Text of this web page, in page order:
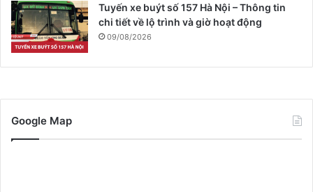
Tuyến xe buýt số 157 Hà Nội – Thông tin
chi tiết về lộ trình và giờ hoạt động
09/08/2026
Google Map